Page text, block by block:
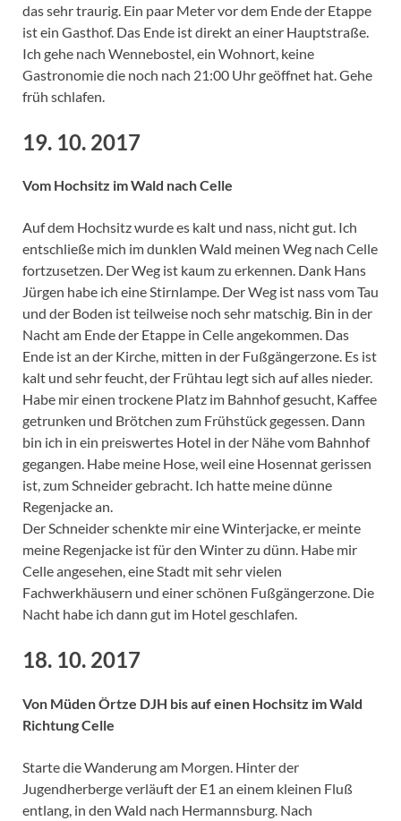
das sehr traurig. Ein paar Meter vor dem Ende der Etappe
ist ein Gasthof. Das Ende ist direkt an einer Hauptstraße.
Ich gehe nach Wennebostel, ein Wohnort, keine
Gastronomie die noch nach 21:00 Uhr geöffnet hat. Gehe
früh schlafen.
19. 10. 2017
Vom Hochsitz im Wald nach Celle
Auf dem Hochsitz wurde es kalt und nass, nicht gut. Ich
entschließe mich im dunklen Wald meinen Weg nach Celle
fortzusetzen. Der Weg ist kaum zu erkennen. Dank Hans
Jürgen habe ich eine Stirnlampe. Der Weg ist nass vom Tau
und der Boden ist teilweise noch sehr matschig. Bin in der
Nacht am Ende der Etappe in Celle angekommen. Das
Ende ist an der Kirche, mitten in der Fußgängerzone. Es ist
kalt und sehr feucht, der Frühtau legt sich auf alles nieder.
Habe mir einen trockene Platz im Bahnhof gesucht, Kaffee
getrunken und Brötchen zum Frühstück gegessen. Dann
bin ich in ein preiswertes Hotel in der Nähe vom Bahnhof
gegangen. Habe meine Hose, weil eine Hosennat gerissen
ist, zum Schneider gebracht. Ich hatte meine dünne
Regenjacke an.
Der Schneider schenkte mir eine Winterjacke, er meinte
meine Regenjacke ist für den Winter zu dünn. Habe mir
Celle angesehen, eine Stadt mit sehr vielen
Fachwerkhäusern und einer schönen Fußgängerzone. Die
Nacht habe ich dann gut im Hotel geschlafen.
18. 10. 2017
Von Müden Örtze DJH bis auf einen Hochsitz im Wald
Richtung Celle
Starte die Wanderung am Morgen. Hinter der
Jugendherberge verläuft der E1 an einem kleinen Fluß
entlang, in den Wald nach Hermannsburg. Nach